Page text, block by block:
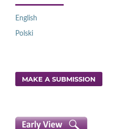
English
Polski
MAKE A SUBMISSION